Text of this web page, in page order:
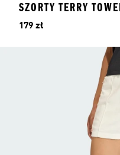
SZORTY TERRY
Cena
179 zł